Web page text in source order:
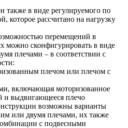
также в виде регулируемого по
которое рассчитано на нагрузку
перемещений в
можно сконфигурировать в виде
плечами – в соответствии с
плечом или плечом с
включающая моторизованное
и выдвигающееся плечо
возможны варианты
или двумя плечами, их также
с подвесными